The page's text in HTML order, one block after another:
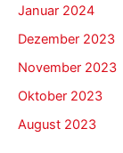
Januar 2024
Dezember 2023
November 2023
Oktober 2023
August 2023